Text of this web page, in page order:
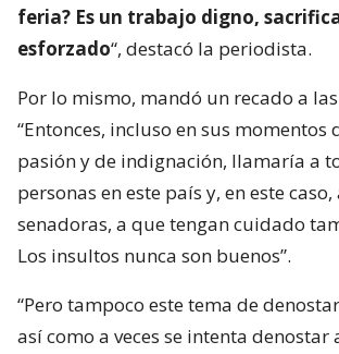
feria? Es un trabajo digno,
esforzado“, destacó la periodista.
Por lo mismo, mandó un recado a
“Entonces, incluso en sus momentos
pasión y de indignación, llamaría a
personas en este país y, en este caso,
senadoras, a que tengan cuidado
Los insultos nunca son buenos”.
“Pero tampoco este tema de
así como a veces se intenta denostar